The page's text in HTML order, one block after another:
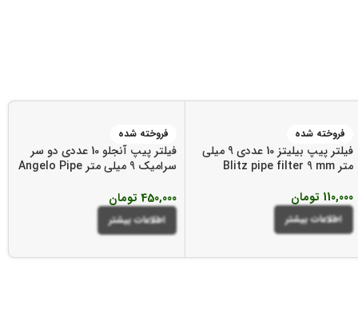
فروخته شده
فیلتر پیپ بیلیتز 10 عددی 9 میلی
متر Blitz pipe filter 9 mm
110,000 تومان
اطلاعات بیشتر
فروخته شده
فیلتر پیپ آنجلو 10 عددی دو سر
سرامیک 9 میلی متر Angelo Pipe
450,000 تومان
اطلاعات بیشتر